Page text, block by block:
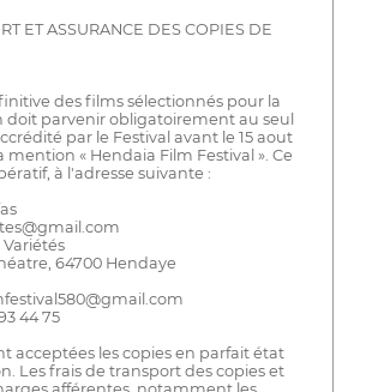
ET ASSURANCE DES COPIES DE
des films sélectionnés pour la
parvenir obligatoirement au seul
par le Festival avant le 15 aout
mention « Hendaia Film Festival ». Ce
à l'adresse suivante :
64700 Hendaye
44 75
acceptées les copies en parfait état
Les frais de transport des copies et